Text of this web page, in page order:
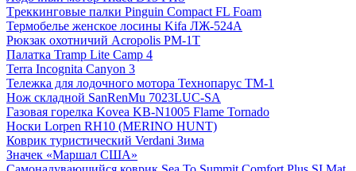
Tреккинговые палки Pinguin Compact FL Foam
Термобелье женское лосины Kifa ЛЖ-524А
Рюкзак охотничий Acropolis РМ-1Т
Палатка Tramp Lite Camp 4
Terra Incognita Canyon 3
Тележка для лодочного мотора Технопарус ТM-1
Нож складной SanRenMu 7023LUC-SA
Газовая горелка Kovea KB-N1005 Flame Tornado
Носки Lorpen RH10 (MERINO HUNT)
Коврик туристический Verdani Зима
Значек «Маршал США»